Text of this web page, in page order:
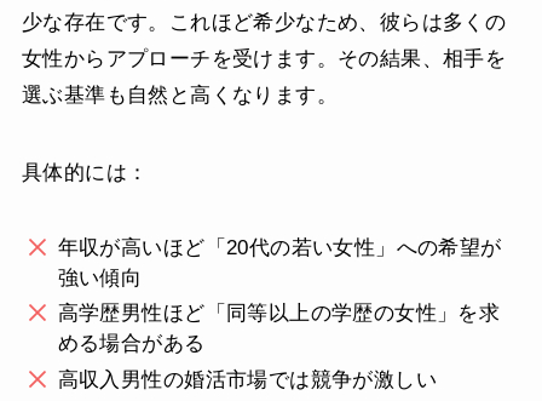
少な存在です。これほど希少なため、彼らは多くの
女性からアプローチを受けます。その結果、相手を
選ぶ基準も自然と高くなります。
具体的には：
年収が高いほど「20代の若い女性」への希望が
強い傾向
高学歴男性ほど「同等以上の学歴の女性」を求
める場合がある
高収入男性の婚活市場では競争が激しい